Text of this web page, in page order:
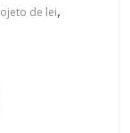
de lei,